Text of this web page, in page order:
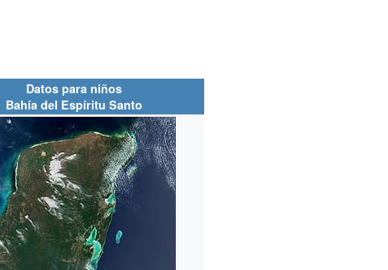
Datos para niños
Bahía del Espíritu Santo